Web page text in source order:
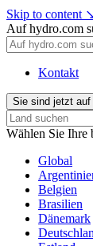
Skip to content
Auf hydro.com
Kontakt
Sie sind jetzt auf
Wählen Sie Ihre
Global
Belgien
Brasilien
Dänemark